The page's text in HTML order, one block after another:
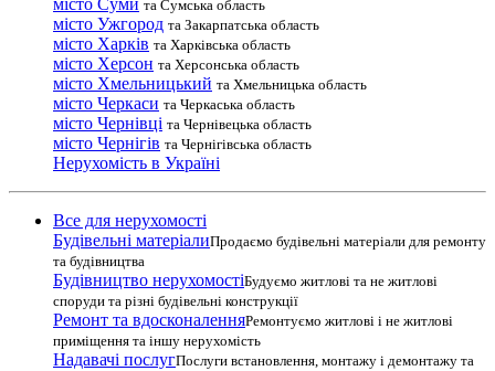
місто Суми та Сумська область
місто Ужгород та Закарпатська область
місто Харків та Харківська область
місто Херсон та Херсонська область
місто Хмельницький та Хмельницька область
місто Черкаси та Черкаська область
місто Чернівці та Чернівецька область
місто Чернігів та Чернігівська область
Нерухомість в Україні
Все для нерухомості
Будівельні матеріалиПродаємо будівельні матеріали для ремонту
та будівництва
Будівництво нерухомостіБудуємо житлові та не житлові
споруди та різні будівельні конструкції
Ремонт та вдосконаленняРемонтуємо житлові і не житлові
приміщення та іншу нерухомість
Надавачі послугПослуги встановлення, монтажу і демонтажу та